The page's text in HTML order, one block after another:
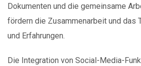
Dokumenten und die gemeinsame
fördern die Zusammenarbeit und das
und Erfahrungen.
Die Integration von Social-Media-